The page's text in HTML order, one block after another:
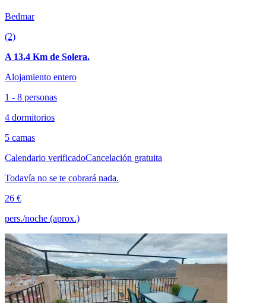
Bedmar
(2)
A 13.4 Km de Solera.
Alojamiento entero
1 - 8 personas
4 dormitorios
5 camas
Calendario verificadoCancelación gratuita
Todavía no se te cobrará nada.
26 €
pers./noche (aprox.)